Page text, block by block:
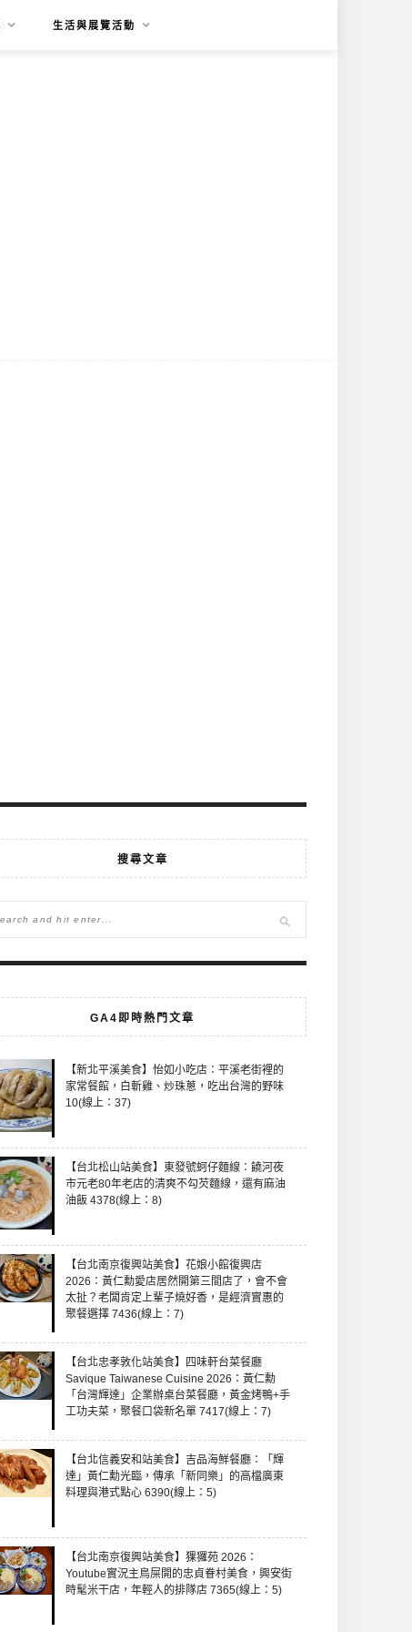
生活與展覽活動
搜尋文章
GA4即時熱門文章
【新北平溪美食】怡如小吃店：平溪老街裡的
家常餐館，白斬雞、炒珠蔥，吃出台灣的野味
10(線上：37)
【台北松山站美食】東發號蚵仔麵線：饒河夜
市元老80年老店的清爽不勾芡麵線，還有麻油
油飯 4378(線上：8)
【台北南京復興站美食】花娘小館復興店
2026：黃仁勳愛店居然開第三間店了，會不會
太扯？老闆肯定上輩子燒好香，是經濟實惠的
聚餐選擇 7436(線上：7)
【台北忠孝敦化站美食】四味軒台菜餐廳
Savique Taiwanese Cuisine 2026：黃仁勳
「台灣輝達」企業辦桌台菜餐廳，黃金烤鴨+手
工功夫菜，聚餐口袋新名單 7417(線上：7)
【台北信義安和站美食】吉品海鮮餐廳：「輝
達」黃仁勳光臨，傳承「新同樂」的高檔廣東
料理與港式點心 6390(線上：5)
【台北南京復興站美食】猓玀苑 2026：
Youtube實況主鳥屎開的忠貞眷村美食，興安街
時髦米干店，年輕人的排隊店 7365(線上：5)